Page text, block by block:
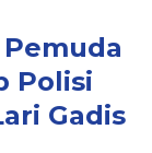
Polisi
Gadis